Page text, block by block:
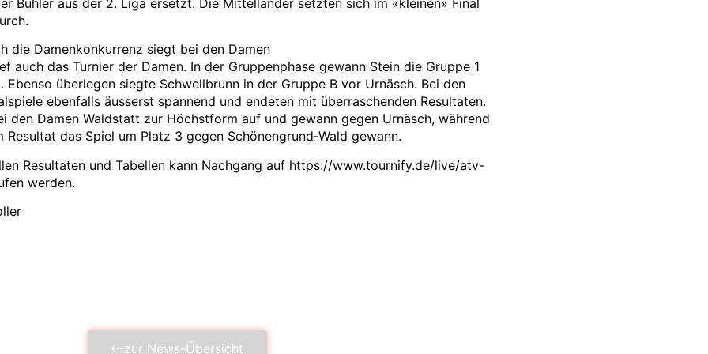
die Damenkonkurrenz siegt bei den Damen
auch das Turnier der Damen. In der Gruppenphase gewann Stein die Gruppe 1
überlegen siegte Schwellbrunn in der Gruppe B vor Urnäsch. Bei den
ebenfalls äusserst spannend und endeten mit überraschenden Resultaten.
den Damen Waldstatt zur Höchstform auf und gewann gegen Urnäsch, während
das Spiel um Platz 3 gegen Schönengrund-Wald gewann.
Resultaten und Tabellen kann Nachgang auf https://www.tournify.de/live/atv-
werden.
zur News-Übersicht